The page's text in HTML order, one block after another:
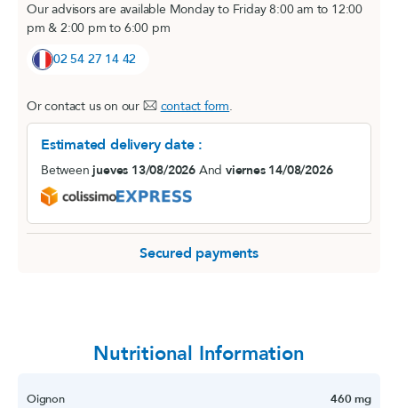
Our advisors are available Monday to Friday 8:00 am to 12:00
pm & 2:00 pm to 6:00 pm
02 54 27 14 42
Or contact us on our contact form.
Estimated delivery date :
Betweenjueves 13/08/2026 Andviernes 14/08/2026
Secured payments
Nutritional Information
Oignon 460 mg